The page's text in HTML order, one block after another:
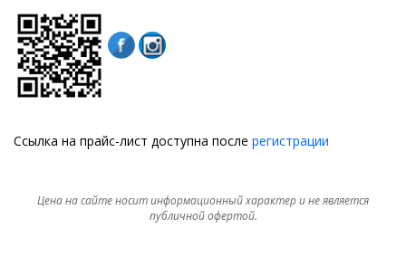
Ссылка на прайс-лист доступна после регистрации
Цена на сайте носит информационный характер и не является
публичной офертой.